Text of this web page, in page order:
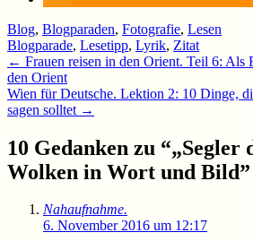
Blog, Blogparaden, Fotografie, Lesen
Blogparade, Lesetipp, Lyrik, Zitat
Beitragsnavigation
← Frauen reisen in den Orient. Teil 6: Als
den Orient
Wien für Deutsche. Lektion 2: 10 Dinge,
sagen solltet →
10 Gedanken zu “„Segler
Wolken in Wort und Bild”
Nahaufnahme.
6. November 2016 um 12:17